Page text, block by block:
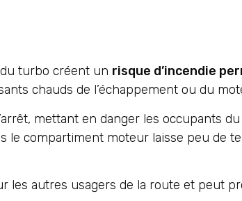
turbo créent un risque d’incendie
chauds de l’échappement ou du
mettant en danger les occupants
le compartiment moteur laisse peu de
les autres usagers de la route et peut